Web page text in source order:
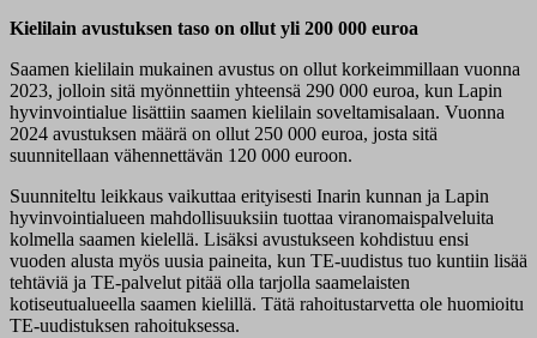
Kielilain avustuksen taso on ollut yli 200 000 euroa
Saamen kielilain mukainen avustus on ollut korkeimmillaan vuonna
2023, jolloin sitä myönnettiin yhteensä 290 000 euroa, kun Lapin
hyvinvointialue lisättiin saamen kielilain soveltamisalaan. Vuonna
2024 avustuksen määrä on ollut 250 000 euroa, josta sitä
suunnitellaan vähennettävän 120 000 euroon.
Suunniteltu leikkaus vaikuttaa erityisesti Inarin kunnan ja Lapin
hyvinvointialueen mahdollisuuksiin tuottaa viranomaispalveluita
kolmella saamen kielellä. Lisäksi avustukseen kohdistuu ensi
vuoden alusta myös uusia paineita, kun TE-uudistus tuo kuntiin lisää
tehtäviä ja TE-palvelut pitää olla tarjolla saamelaisten
kotiseutualueella saamen kielillä. Tätä rahoitustarvetta ole huomioitu
TE-uudistuksen rahoituksessa.